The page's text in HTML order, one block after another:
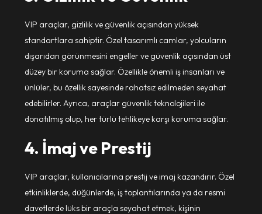
VIP araçlar, gizlilik ve güvenlik açısından yüksek
standartlara sahiptir. Özel tasarımlı camlar, yolcuların
dışarıdan görünmesini engeller ve güvenlik açısından üst
düzey bir koruma sağlar. Özellikle önemli iş insanları ve
ünlüler, bu özellik sayesinde rahatsız edilmeden seyahat
edebilirler. Ayrıca, araçlar güvenlik teknolojileri ile
donatılmış olup, her türlü tehlikeye karşı koruma sağlar.
4. İmaj ve Prestij
VIP araçlar, kullanıcılarına prestij ve imaj kazandırır. Özel
etkinliklerde, düğünlerde, iş toplantılarında ya da resmi
davetlerde lüks bir araçla seyahat etmek, kişinin